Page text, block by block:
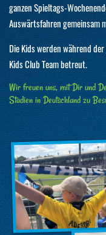
ganzen Spieltags-
Auswärtsfahren gemeinsam
Die Kids werden während
Kids Club Team betreut.
Wir freuen uns, mit Dir und
Stadien in Deutschland zu